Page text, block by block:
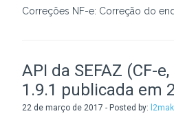
Correções NF-e: Correção do
API da SEFAZ (CF-
1.9.1 publicada em
22 de março de 2017 - Posted by: